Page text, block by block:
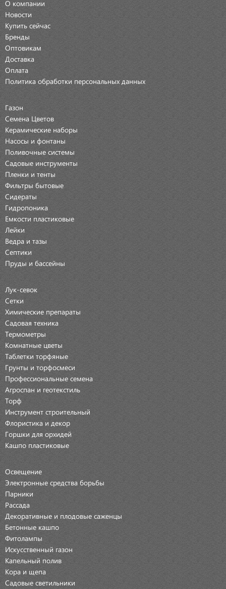
О компании
Новости
Купить сейчас
Бренды
Оптовикам
Доставка
Оплата
Политика обработки персональных данных
Газон
Семена Цветов
Керамические наборы
Насосы и фонтаны
Поливочные системы
Садовые инструменты
Пленки и тенты
Фильтры бытовые
Сидераты
Гидропоника
Емкости пластиковые
Лейки
Ведра и тазы
Септики
Пруды и бассейны
Лук-севок
Сетки
Химические препараты
Садовая техника
Термометры
Комнатные цветы
Таблетки торфяные
Грунты и торфосмеси
Профессиональные семена
Агроспан и геотекстиль
Торф
Инструмент строительный
Флористика и декор
Горшки для орхидей
Кашпо пластиковые
Освещение
Электронные средства борьбы
Парники
Рассада
Декоративные и плодовые саженцы
Бетонные кашпо
Фитолампы
Искусственный газон
Капельный полив
Кора и щепа
Садовые светильники